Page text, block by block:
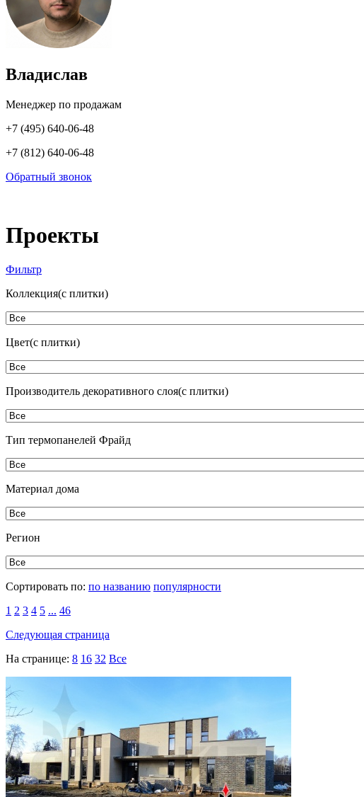
Владислав
Менеджер по продажам
+7 (495) 640-06-48
+7 (812) 640-06-48
Обратный звонок
Проекты
Фильтр
Коллекция(с плитки)
Цвет(с плитки)
Производитель декоративного слоя(с плитки)
Тип термопанелей Фрайд
Материал дома
Регион
Сортировать по: по названию популярности
1 2 3 4 5 ... 46
Следующая страница
На странице: 8 16 32 Все